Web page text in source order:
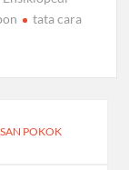
tata cara
POKOK